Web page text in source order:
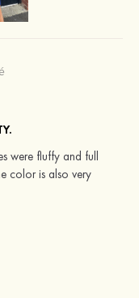
were fluffy and full
color is also very